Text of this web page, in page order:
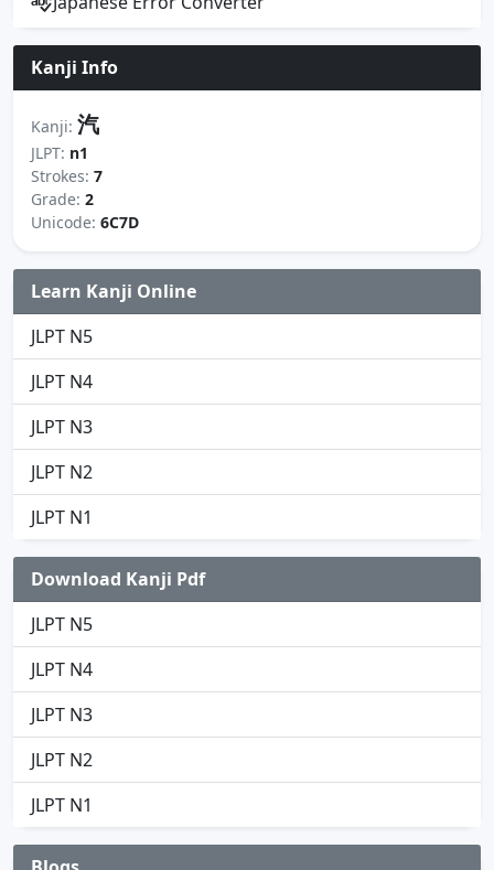
Kanji Info
Kanji: 汽
JLPT: n1
Strokes: 7
Grade: 2
Unicode: 6C7D
Learn Kanji Online
JLPT N5
JLPT N4
JLPT N3
JLPT N2
JLPT N1
Download Kanji Pdf
JLPT N5
JLPT N4
JLPT N3
JLPT N2
JLPT N1